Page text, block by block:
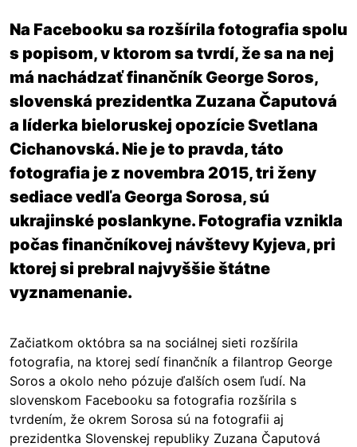
Na Facebooku sa rozšírila fotografia spolu
s popisom, v ktorom sa tvrdí, že sa na nej
má nachádzať finančník George Soros,
slovenská prezidentka Zuzana Čaputová
a líderka bieloruskej opozície Svetlana
Cichanovská. Nie je to pravda, táto
fotografia je z novembra 2015, tri ženy
sediace vedľa Georga Sorosa, sú
ukrajinské poslankyne. Fotografia vznikla
počas finančníkovej návštevy Kyjeva, pri
ktorej si prebral najvyššie štátne
vyznamenanie.
Začiatkom októbra sa na sociálnej sieti rozšírila
fotografia, na ktorej sedí finančník a filantrop George
Soros a okolo neho pózuje ďalších osem ľudí. Na
slovenskom Facebooku sa fotografia rozšírila s
tvrdením, že okrem Sorosa sú na fotografii aj
prezidentka Slovenskej republiky Zuzana Čaputová